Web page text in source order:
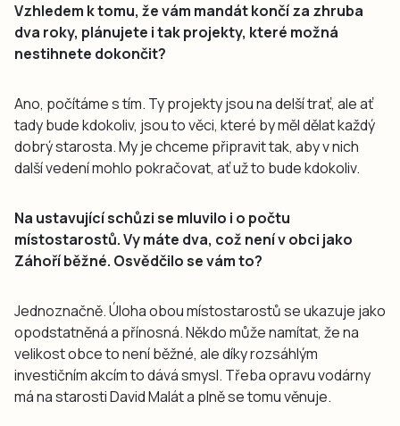
Vzhledem k tomu, že vám mandát končí za zhruba
dva roky, plánujete i tak projekty, které možná
nestihnete dokončit?
Ano, počítáme s tím. Ty projekty jsou na delší trať, ale ať
tady bude kdokoliv, jsou to věci, které by měl dělat každý
dobrý starosta. My je chceme připravit tak, aby v nich
další vedení mohlo pokračovat, ať už to bude kdokoliv.
Na ustavující schůzi se mluvilo i o počtu
místostarostů. Vy máte dva, což není v obci jako
Záhoří běžné. Osvědčilo se vám to?
Jednoznačně. Úloha obou místostarostů se ukazuje jako
opodstatněná a přínosná. Někdo může namítat, že na
velikost obce to není běžné, ale díky rozsáhlým
investičním akcím to dává smysl. Třeba opravu vodárny
má na starosti David Malát a plně se tomu věnuje.